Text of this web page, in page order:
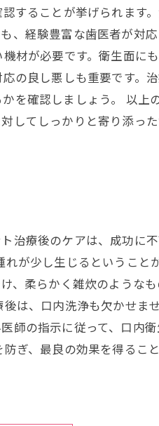
することが挙げられます
、経験豊富な歯医者が対
材が必要です。衛生面に
の良し悪しも重要です。
を確認しましょう。 以上
してしっかりと寄り添った
治療後のケアは、成功に
が少し生じるということ
、柔らかく雑炊のような
は、口内洗浄も欠かせま
師の指示に従って、口内
ぎ、最良の効果を得るこ